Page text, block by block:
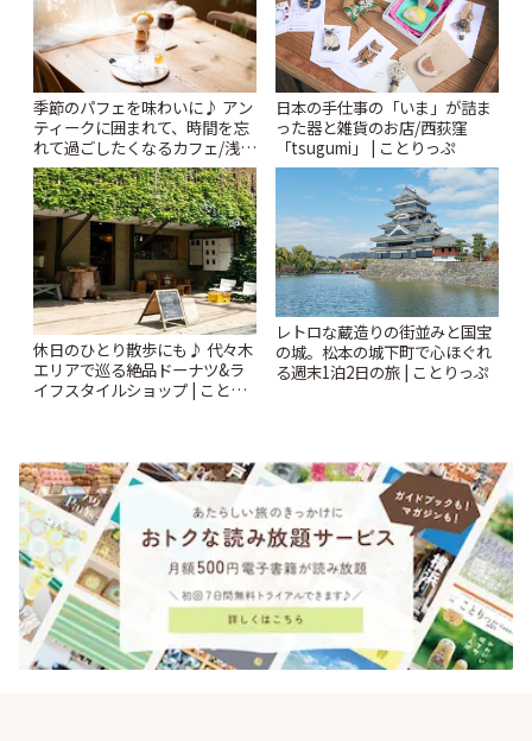
季節のパフェを味わいに♪ アン
ティークに囲まれて、時間を忘
れて過ごしたくなるカフェ/浅草
「annorum cafe」 | ことりっぷ
日本の手仕事の「いま」が詰ま
った器と雑貨のお店/西荻窪
「tsugumi」 | ことりっぷ
休日のひとり散歩にも♪ 代々木
エリアで巡る絶品ドーナツ&ラ
イフスタイルショップ | ことり
レトロな蔵造りの街並みと国宝
の城。松本の城下町で心ほぐれ
る週末1泊2日の旅 | ことりっぷ